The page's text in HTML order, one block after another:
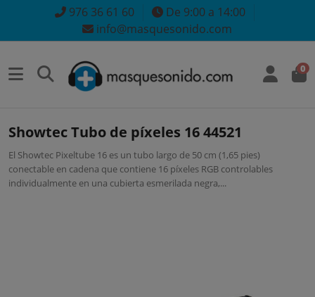
976 36 61 60
De 9:00 a 14:00
info@masquesonido.com
0
Showtec Tubo de píxeles 16 44521
El Showtec Pixeltube 16 es un tubo largo de 50 cm (1,65 pies)
conectable en cadena que contiene 16 píxeles RGB controlables
individualmente en una cubierta esmerilada negra,...